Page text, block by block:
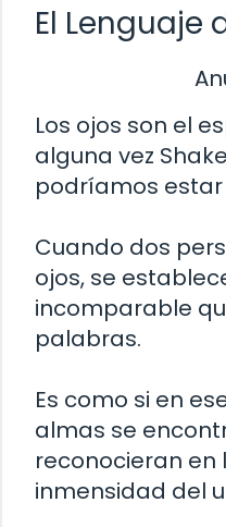
El Lenguaje
Los ojos son el
alguna vez
podríamos
Cuando dos
ojos, se
incomparable
palabras.
Es como si en
almas se
reconocieran en
inmensidad del